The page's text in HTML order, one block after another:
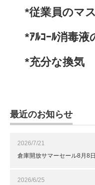
*従業員のマ
*ｱﾙｺｰﾙ消毒液
*充分な換気
最近のお知らせ
2026/7/21
倉庫開放サマーセール8月8
2026/6/25